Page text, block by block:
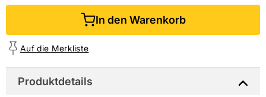
In den Warenkorb
Auf die Merkliste
Produktdetails